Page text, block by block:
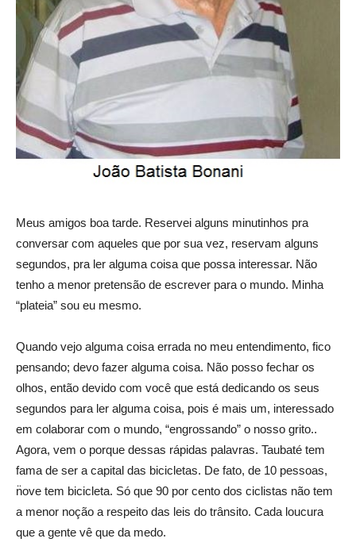
Meus amigos boa tarde. Reservei alguns minutinhos pra
conversar com aqueles que por sua vez, reservam alguns
segundos, pra ler alguma coisa que possa interessar. Não
tenho a menor pretensão de escrever para o mundo. Minha
“plateia” sou eu mesmo.
Quando vejo alguma coisa errada no meu entendimento, fico
pensando; devo fazer alguma coisa. Não posso fechar os
olhos, então devido com você que está dedicando os seus
segundos para ler alguma coisa, pois é mais um, interessado
em colaborar com o mundo, “engrossando” o nosso grito..
Agora, vem o porque dessas rápidas palavras. Taubaté tem
fama de ser a capital das bicicletas. De fato, de 10 pessoas,
n̈ove tem bicicleta. Só que 90 por cento dos ciclistas não tem
a menor noção a respeito das leis do trânsito. Cada loucura
que a gente vê que da medo.